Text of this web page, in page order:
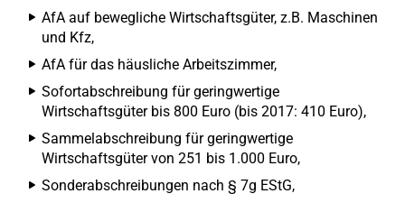
AfA auf bewegliche Wirtschaftsgüter, z.B. Maschinen
und Kfz,
AfA für das häusliche Arbeitszimmer,
Sofortabschreibung für geringwertige
Wirtschaftsgüter bis 800 Euro (bis 2017: 410 Euro),
Sammelabschreibung für geringwertige
Wirtschaftsgüter von 251 bis 1.000 Euro,
Sonderabschreibungen nach § 7g EStG,